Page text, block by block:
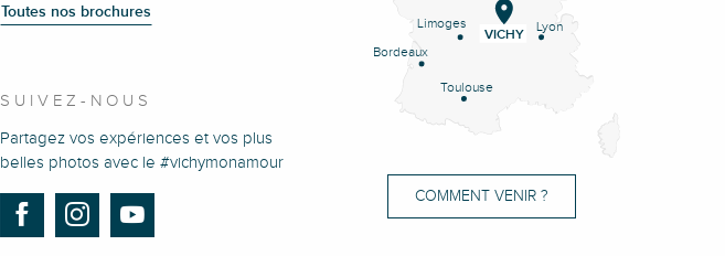
Toutes nos brochures
SUIVEZ-NOUS
Partagez vos expériences et vos plus
belles photos avec le #vichymonamour
Lyon
Limoges
Bordeaux
Toulouse
VICHY
COMMENT VENIR ?